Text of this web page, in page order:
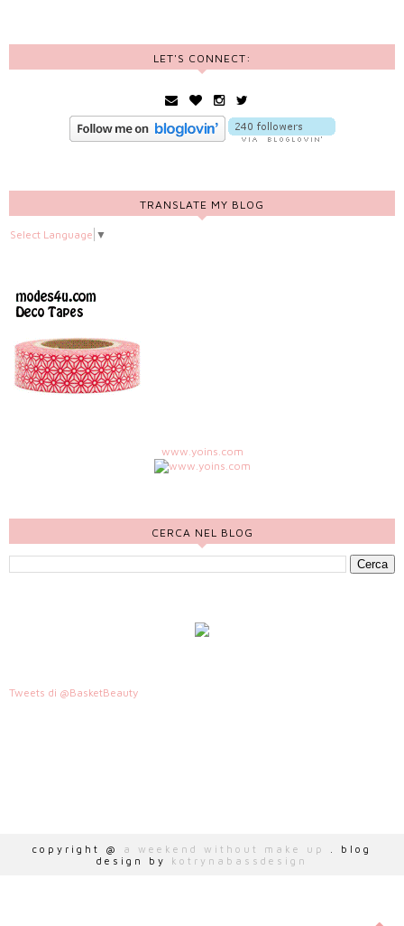
LET'S CONNECT:
TRANSLATE MY BLOG
Select Language ▼
www.yoins.com
CERCA NEL BLOG
Tweets di @BasketBeauty
copyright @ a weekend without make up
. blog
design by kotrynabassdesign